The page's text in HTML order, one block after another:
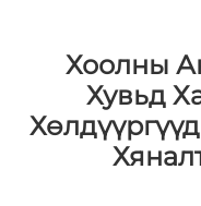
Бүтээдүүд
Бидэнтэй холбоо
Хоолны
Хувьд